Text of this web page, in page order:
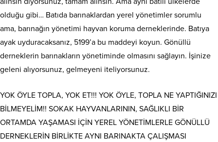
olduğu gibi… Batıda barınaklardan yerel yönetimler sorumlu
ama, barınağın yönetimi hayvan koruma derneklerinde. Batıya
ayak uyduracaksanız, 5199’a bu maddeyi koyun. Gönüllü
derneklerin barınakların yönetiminde olmasını sağlayın. İşinize
geleni alıyorsunuz, gelmeyeni iteliyorsunuz.
YOK ÖYLE TOPLA, YOK ET!!! YOK ÖYLE, TOPLA NE YAPTIĞINIZI
BİLMEYELİM!! SOKAK HAYVANLARININ, SAĞLIKLI BİR
ORTAMDA YAŞAMASI İÇİN YEREL YÖNETİMLERLE GÖNÜLLÜ
DERNEKLERİN BİRLİKTE AYNI BARINAKTA ÇALIŞMASI